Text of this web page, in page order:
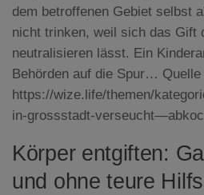
dem betroffenen Gebiet selbst
nicht trinken, weil sich das Gift
neutralisieren lässt. Ein
Behörden auf die Spur… Quelle
https://wize.life/themen/
in-grossstadt-
Körper entgiften:
und ohne teure